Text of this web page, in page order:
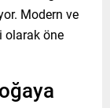
Modern ve
olarak öne